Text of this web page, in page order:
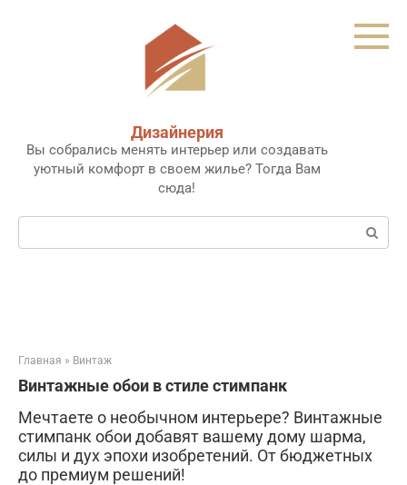
Дизайнерия
Вы собрались менять интерьер или создавать
уютный комфорт в своем жилье? Тогда Вам
сюда!
Поиск:
Главная » Винтаж
Винтажные обои в стиле стимпанк
Мечтаете о необычном интерьере? Винтажные
стимпанк обои добавят вашему дому шарма,
силы и дух эпохи изобретений. От бюджетных
до премиум решений!